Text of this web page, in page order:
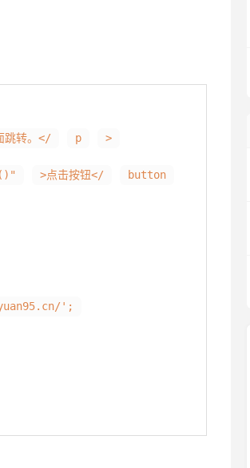
跳转。</ p >
>点击按钮</
button
';